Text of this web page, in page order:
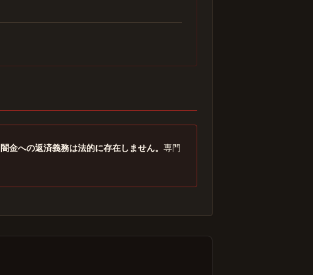
闇金への返済義務は法的に存在しません。 専門